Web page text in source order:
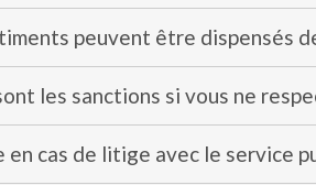
peuvent être dispensés
les sanctions si vous ne
en cas de litige avec le service